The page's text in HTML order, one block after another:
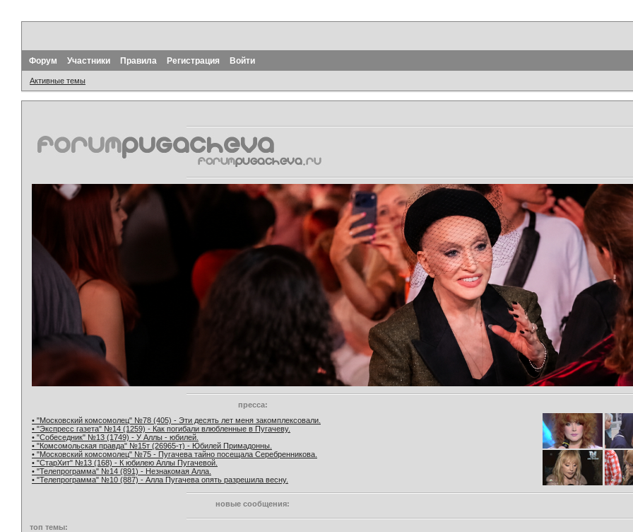
Форум Участники Правила Регистрация Войти
Активные темы
пресса:
• "Московский комсомолец" №78 (405) - Эти десять лет меня закомплексовали.
• "Экспресс газета" №14 (1259) - Как погибали влюбленные в Пугачеву.
• "Собеседник" №13 (1749) - У Аллы - юбилей.
• "Комсомольская правда" №15т (26965-т) - Юбилей Примадонны.
• "Московский комсомолец" №75 - Пугачева тайно посещала Серебренникова.
• "СтарХит" №13 (168) - К юбилею Аллы Пугачевой.
• "Телепрограмма" №14 (891) - Незнакомая Алла.
• "Телепрограмма" №10 (887) - Алла Пугачева опять разрешила весну.
новые сообщения:
топ темы: